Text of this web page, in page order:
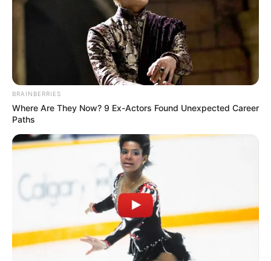
BRAINBERRIES
Where Are They Now? 9 Ex-Actors Found Unexpected Career
Paths